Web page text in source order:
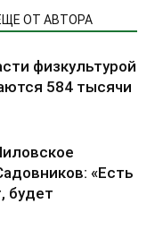
ОТ АВТОРА
физкультурой
584 тысячи
«Есть
будет